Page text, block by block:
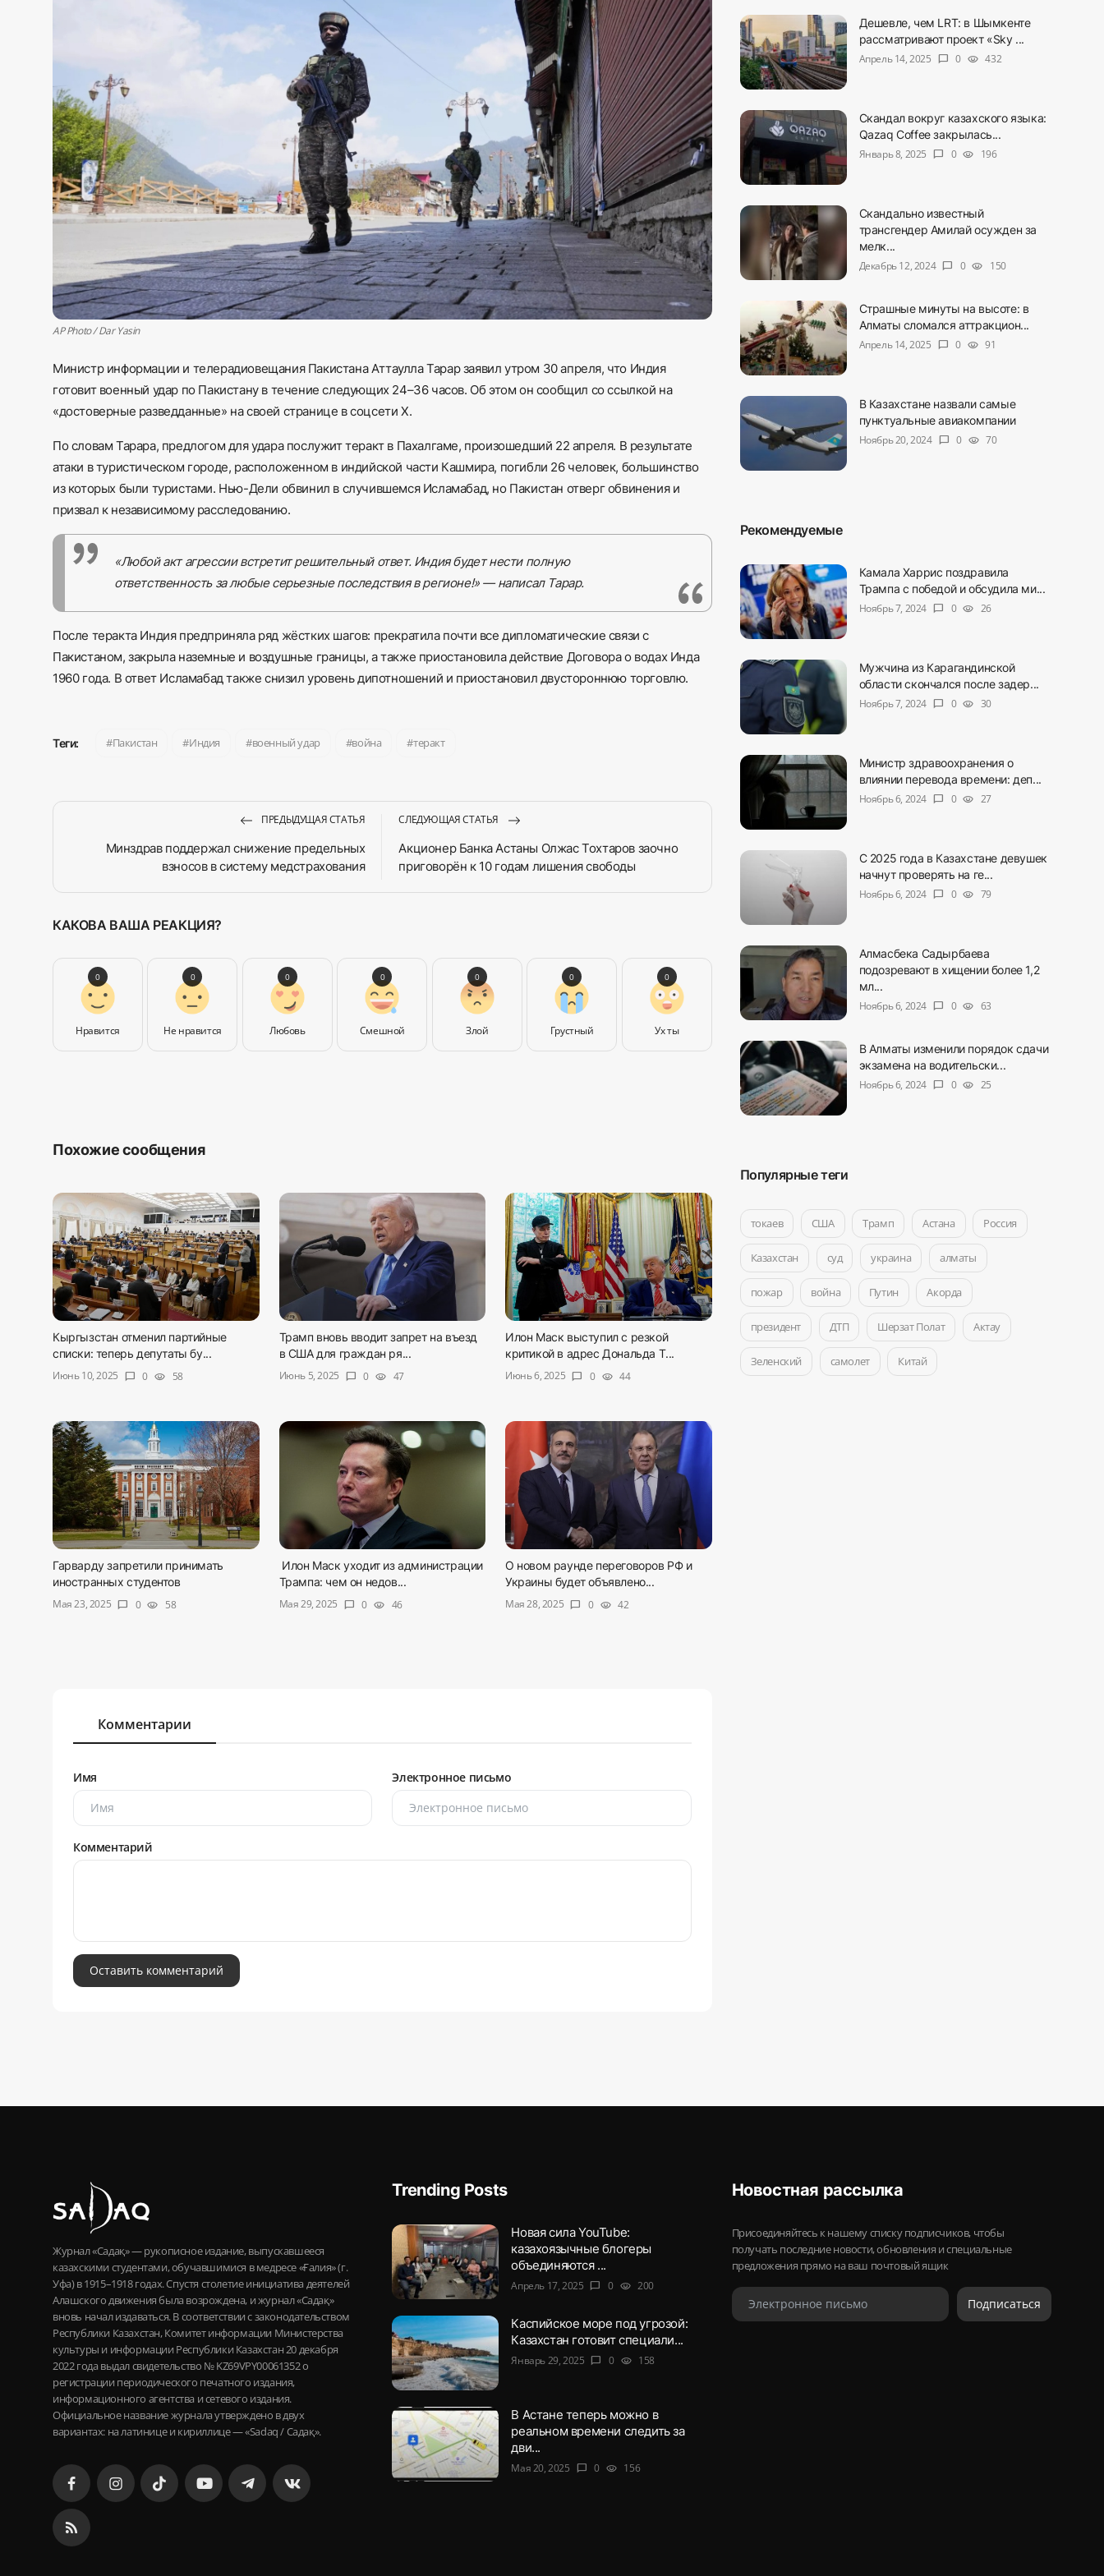
Русский
AP Photo / Dar Yasin
Министр информации и телерадиовещания Пакистана Аттаулла Тарар заявил утром 30 апреля, что Индия
готовит военный удар по Пакистану в течение следующих 24–36 часов. Об этом он сообщил со ссылкой на
«достоверные разведданные» на своей странице в соцсети X.
По словам Тарара, предлогом для удара послужит теракт в Пахалгаме, произошедший 22 апреля. В результате
атаки в туристическом городе, расположенном в индийской части Кашмира, погибли 26 человек, большинство
из которых были туристами. Нью-Дели обвинил в случившемся Исламабад, но Пакистан отверг обвинения и
призвал к независимому расследованию.
«Любой акт агрессии встретит решительный ответ. Индия будет нести полную
ответственность за любые серьезные последствия в регионе!» — написал Тарар.
После теракта Индия предприняла ряд жёстких шагов: прекратила почти все дипломатические связи с
Пакистаном, закрыла наземные и воздушные границы, а также приостановила действие Договора о водах Инда
1960 года. В ответ Исламабад также снизил уровень дипотношений и приостановил двустороннюю торговлю.
Теги: Пакистан Индия военный удар война теракт
ПРЕДЫДУЩАЯ СТАТЬЯ
Минздрав поддержал снижение предельных
взносов в систему медстрахования
СЛЕДУЮЩАЯ СТАТЬЯ
Акционер Банка Астаны Олжас Тохтаров заочно
приговорён к 10 годам лишения свободы
КАКОВА ВАША РЕАКЦИЯ?
Нравится
0
Не нравится
0
Любовь
0
Смешной
0
Злой
0
Грустный
0
Ух ты
0
Похожие сообщения
Кыргызстан отменил партийные
списки: теперь депутаты бу...
Июнь 10, 2025
chat_bubble 0 visibility 58
Трамп вновь вводит запрет на въезд
в США для граждан ря...
Июнь 5, 2025
chat_bubble 0 visibility 47
Илон Маск выступил с резкой
критикой в адрес Дональда Т...
Июнь 6, 2025
chat_bubble 0 visibility 44
Гарварду запретили принимать
иностранных студентов
Мая 23, 2025 chat_bubble 0 visibility 58
Илон Маск уходит из администрации
Трампа: чем он недов...
Мая 29, 2025 chat_bubble 0 visibility 46
О новом раунде переговоров РФ и
Украины будет объявлено...
Мая 28, 2025 chat_bubble 0 visibility 42
Комментарии
Имя Электронное письмо
Комментарий
Оставить комментарий
Дешевле, чем LRT: в Шымкенте
рассматривают проект «Sky ...
Апрель 14, 2025
chat_bubble 0 visibility 432
Скандал вокруг казахского языка:
Qazaq Coffee закрылась...
Январь 8, 2025
chat_bubble 0 visibility 196
Скандально известный
трансгендер Амилай осужден за
мелк...
Декабрь 12, 2024
chat_bubble 0 visibility 150
Страшные минуты на высоте: в
Алматы сломался аттракцион...
Апрель 14, 2025
chat_bubble 0 visibility 91
В Казахстане назвали самые
пунктуальные авиакомпании
Ноябрь 20, 2024
chat_bubble 0 visibility 70
Рекомендуемые
Камала Харрис поздравила
Трампа с победой и обсудила ми...
Ноябрь 7, 2024
chat_bubble 0 visibility 26
Мужчина из Карагандинской
области скончался после задер...
Ноябрь 7, 2024
chat_bubble 0 visibility 30
Министр здравоохранения о
влиянии перевода времени: деп...
Ноябрь 6, 2024
chat_bubble 0 visibility 27
С 2025 года в Казахстане девушек
начнут проверять на ге...
Ноябрь 6, 2024
chat_bubble 0 visibility 79
Алмасбека Садырбаева
подозревают в хищении более 1,2
мл...
Ноябрь 6, 2024
chat_bubble 0 visibility 63
В Алматы изменили порядок сдачи
экзамена на водительски...
Ноябрь 6, 2024
chat_bubble 0 visibility 25
Популярные теги
токаев США Трамп Астана Россия
Казахстан суд украина алматы
пожар война Путин Акорда
президент ДТП Шерзат Полат Актау
Зеленский самолет Китай
Журнал «Садақ» — рукописное издание, выпускавшееся
казахскими студентами, обучавшимися в медресе «Ғалия» (г.
Уфа) в 1915–1918 годах. Спустя столетие инициатива деятелей
Алашского движения была возрождена, и журнал «Садақ»
вновь начал издаваться. В соответствии с законодательством
Республики Казахстан, Комитет информации Министерства
культуры и информации Республики Казахстан 20 декабря
2022 года выдал свидетельство № KZ69VPY00061352 о
регистрации периодического печатного издания,
информационного агентства и сетевого издания.
Официальное название журнала утверждено в двух
вариантах: на латинице и кириллице — «Sadaq / Садақ».
Trending Posts
Новая сила YouTube:
казахоязычные блогеры
объединяются ...
Апрель 17, 2025 chat_bubble 0 visibility 200
Каспийское море под угрозой:
Казахстан готовит специали...
Январь 29, 2025 chat_bubble 0 visibility 158
В Астане теперь можно в
реальном времени следить за
дви...
Мая 20, 2025 chat_bubble 0 visibility 156
Новостная рассылка
Присоединяйтесь к нашему списку подписчиков, чтобы
получать последние новости, обновления и специальные
предложения прямо на ваш почтовый ящик
Подписаться